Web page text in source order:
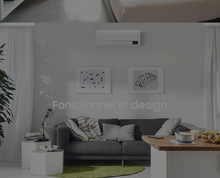
Fonctionnel et design